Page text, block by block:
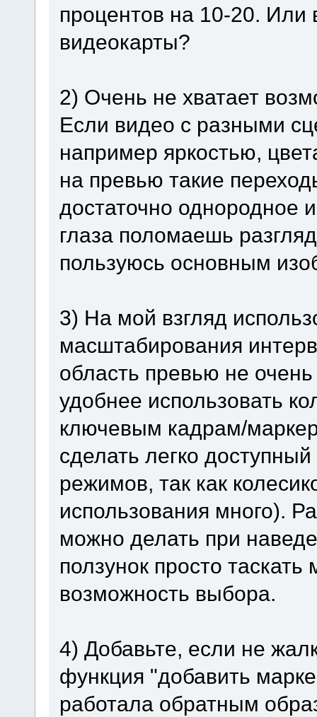
процентов на 10-20. Или
видеокарты?
2) Очень не хватает
Если видео с разными
например яркостью,
на превью такие
достаточно однородное
глаза поломаешь
пользуюсь основным
3) На мой взгляд
масштабирования
область превью не
удобнее использовать
ключевым кадрам/
сделать легко
режимов, так как
использования много).
можно делать при
ползунок просто
возможность выбора.
4) Добавьте, если не
функция "добавить
работала обратным